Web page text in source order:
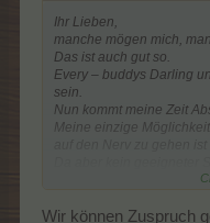
Ihr Lieben,
manche mögen mich,
Das ist auch gut so.
Every – buddys Darling
sein.
Nun kommt meine Zeit
Meine einzige
Zerfleischt euch nicht.
Wir können Zuspruch